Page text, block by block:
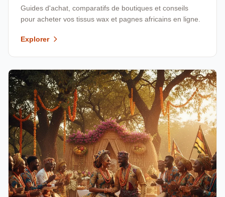
Guides d'achat, comparatifs de boutiques et conseils
pour acheter vos tissus wax et pagnes africains en ligne.
Explorer